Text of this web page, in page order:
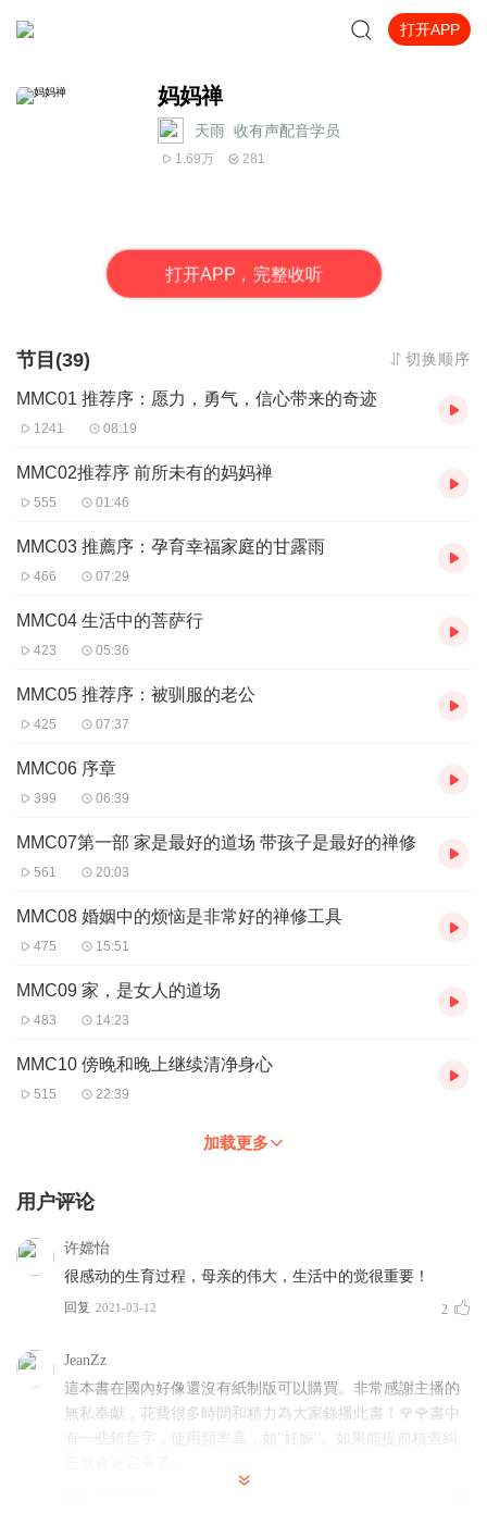
打开APP
妈妈禅
天雨_收有声配音学员
1.69万 281
打开APP，完整收听
节目(39) 切换顺序
MMC01 推荐序：愿力，勇气，信心带来的奇迹
1241 08:19
MMC02推荐序 前所未有的妈妈禅
555 01:46
MMC03 推薦序：孕育幸福家庭的甘露雨
466 07:29
MMC04 生活中的菩萨行
423 05:36
MMC05 推荐序：被驯服的老公
425 07:37
MMC06 序章
399 06:39
MMC07第一部 家是最好的道场 带孩子是最好的禅修
561 20:03
MMC08 婚姻中的烦恼是非常好的禅修工具
475 15:51
MMC09 家，是女人的道场
483 14:23
MMC10 傍晚和晚上继续清净身心
515 22:39
加载更多
用户评论
许嫦怡
很感动的生育过程，母亲的伟大，生活中的觉很重要！
回复 2021-03-12 2
JeanZz
這本書在國內好像還沒有紙制版可以購買。非常感謝主播的
無私奉獻，花費很多時間和精力為大家錄播此書！🌹🌹書中
有一些錯音字，使用頻率高，如”妊娠”。如果能提前核查糾